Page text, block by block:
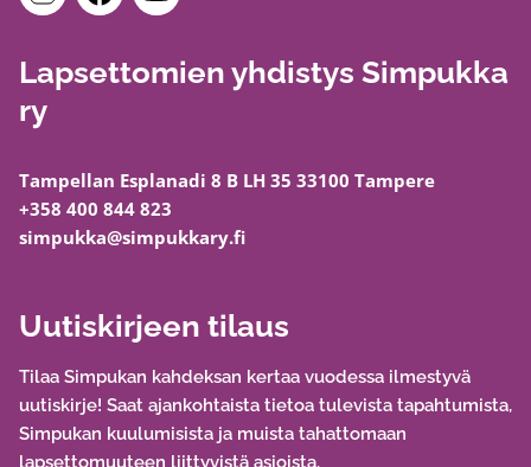
Lapsettomien yhdistys Simpukka
ry
Tampellan Esplanadi 8 B LH 35 33100 Tampere
+358 400 844 823
simpukka@simpukkary.fi
Uutiskirjeen tilaus
Tilaa Simpukan kahdeksan kertaa vuodessa ilmestyvä
uutiskirje! Saat ajankohtaista tietoa tulevista tapahtumista,
Simpukan kuulumisista ja muista tahattomaan
lapsettomuuteen liittyvistä asioista.